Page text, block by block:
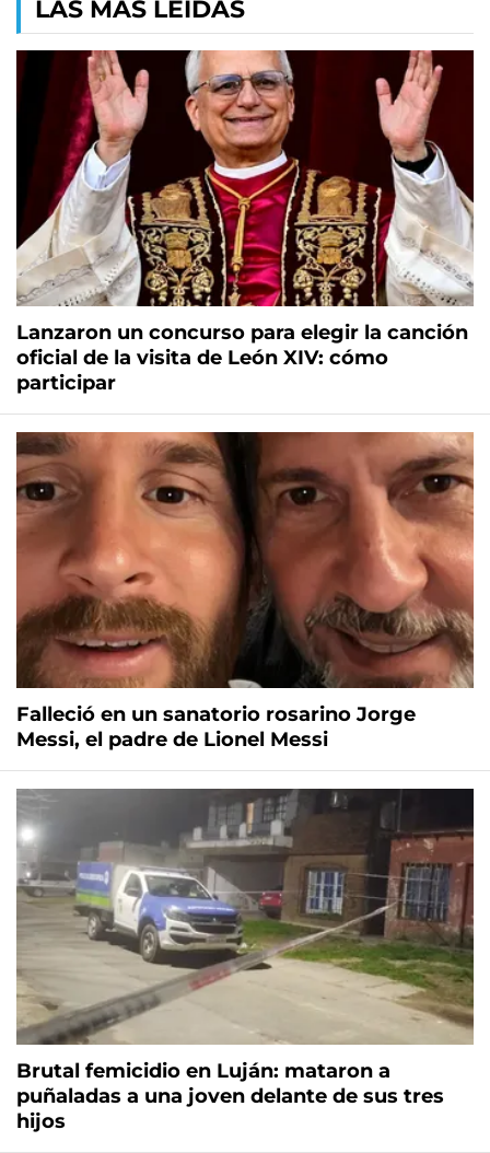
LAS MÁS LEÍDAS
Lanzaron un concurso para elegir la canción
oficial de la visita de León XIV: cómo
participar
Falleció en un sanatorio rosarino Jorge
Messi, el padre de Lionel Messi
Brutal femicidio en Luján: mataron a
puñaladas a una joven delante de sus tres
hijos